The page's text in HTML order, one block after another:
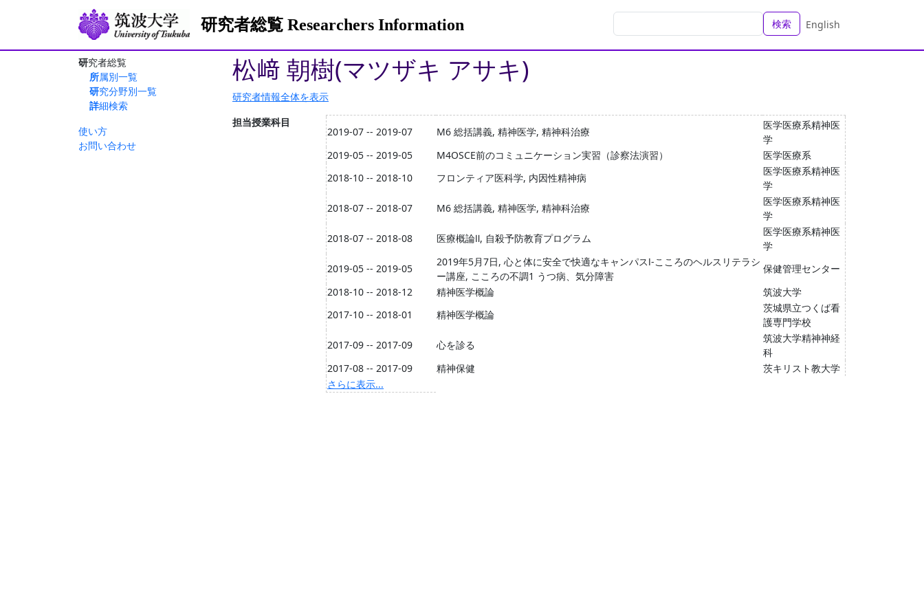
研究者総覧 Researchers Information 検索 English
研究者総覧
所属別一覧
研究分野別一覧
詳細検索
使い方
お問い合わせ
松﨑 朝樹(マツザキ アサキ)
研究者情報全体を表示
担当授業科目
2019-07 -- 2019-07 M6 総括講義, 精神医学, 精神科治療
医学医療系精神医
学
2019-05 -- 2019-05
M4OSCE前のコミュニケーション実習（診察法演習）
医学医療系
2018-10 -- 2018-10
フロンティア医科学, 内因性精神病
医学医療系精神医
学
2018-07 -- 2018-07
M6 総括講義, 精神医学, 精神科治療
医学医療系精神医
学
2018-07 -- 2018-08
医療概論Ⅱ, 自殺予防教育プログラム
医学医療系精神医
学
2019-05 -- 2019-05
2019年5月7日, 心と体に安全で快適なキャンパスⅠ-こころのヘルスリテラシ
ー講座, こころの不調1 うつ病、気分障害
保健管理センター
2018-10 -- 2018-12
精神医学概論
筑波大学
2017-10 -- 2018-01
精神医学概論
茨城県立つくば看
護専門学校
2017-09 -- 2017-09
心を診る
筑波大学精神神経
科
2017-08 -- 2017-09
精神保健
茨キリスト教大学
さらに表示...